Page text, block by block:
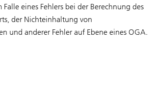
eines Fehlers bei der Berechnung des
der Nichteinhaltung von
und anderer Fehler auf Ebene eines OGA.